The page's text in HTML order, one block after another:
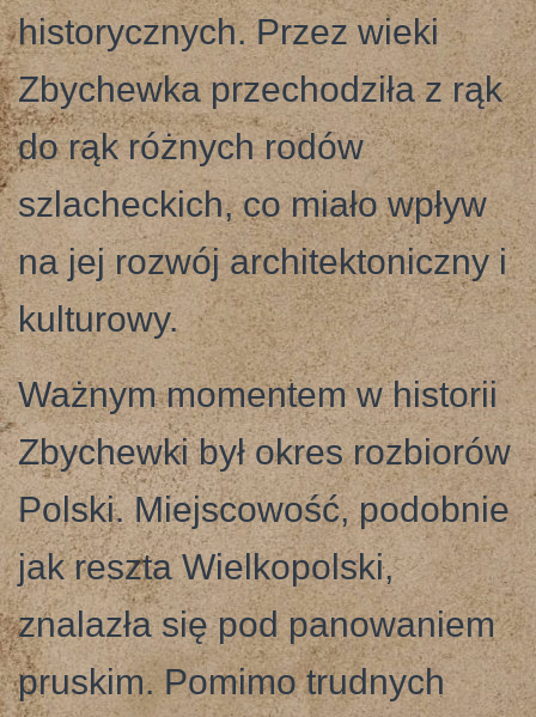
historycznych. Przez wieki
Zbychewka przechodziła z rąk
do rąk różnych rodów
szlacheckich, co miało wpływ
na jej rozwój architektoniczny i
kulturowy.
Ważnym momentem w historii
Zbychewki był okres rozbiorów
Polski. Miejscowość, podobnie
jak reszta Wielkopolski,
znalazła się pod panowaniem
pruskim. Pomimo trudnych